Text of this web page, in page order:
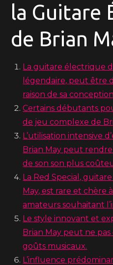
la Guitare
de Brian
La guitare électrique
légendaire, peut être
raison de sa
Certains débutants
de jeu complexe de
L’utilisation intensive
Brian May peut
de son son plus
La Red Special,
May, est rare et chère
amateurs souhaitant
Le style innovant et
Brian May peut ne
goûts musicaux.
L’influence